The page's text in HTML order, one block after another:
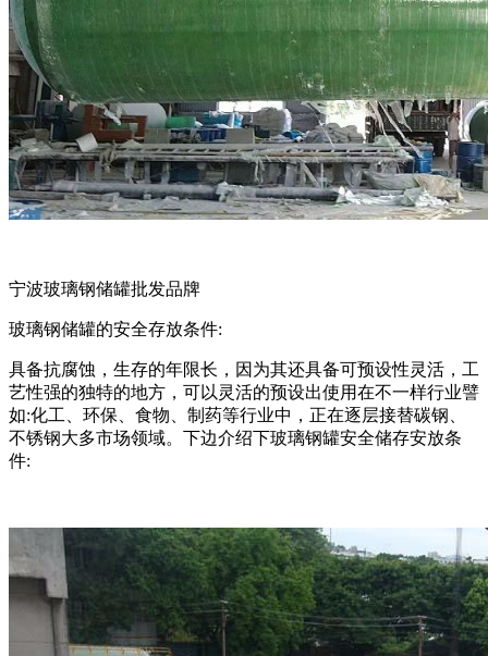
宁波玻璃钢储罐批发品牌
玻璃钢储罐的安全存放条件:
具备抗腐蚀，生存的年限长，因为其还具备可预设性灵活，工
艺性强的独特的地方，可以灵活的预设出使用在不一样行业譬
如:化工、环保、食物、制药等行业中，正在逐层接替碳钢、
不锈钢大多市场领域。下边介绍下玻璃钢罐安全储存安放条
件: